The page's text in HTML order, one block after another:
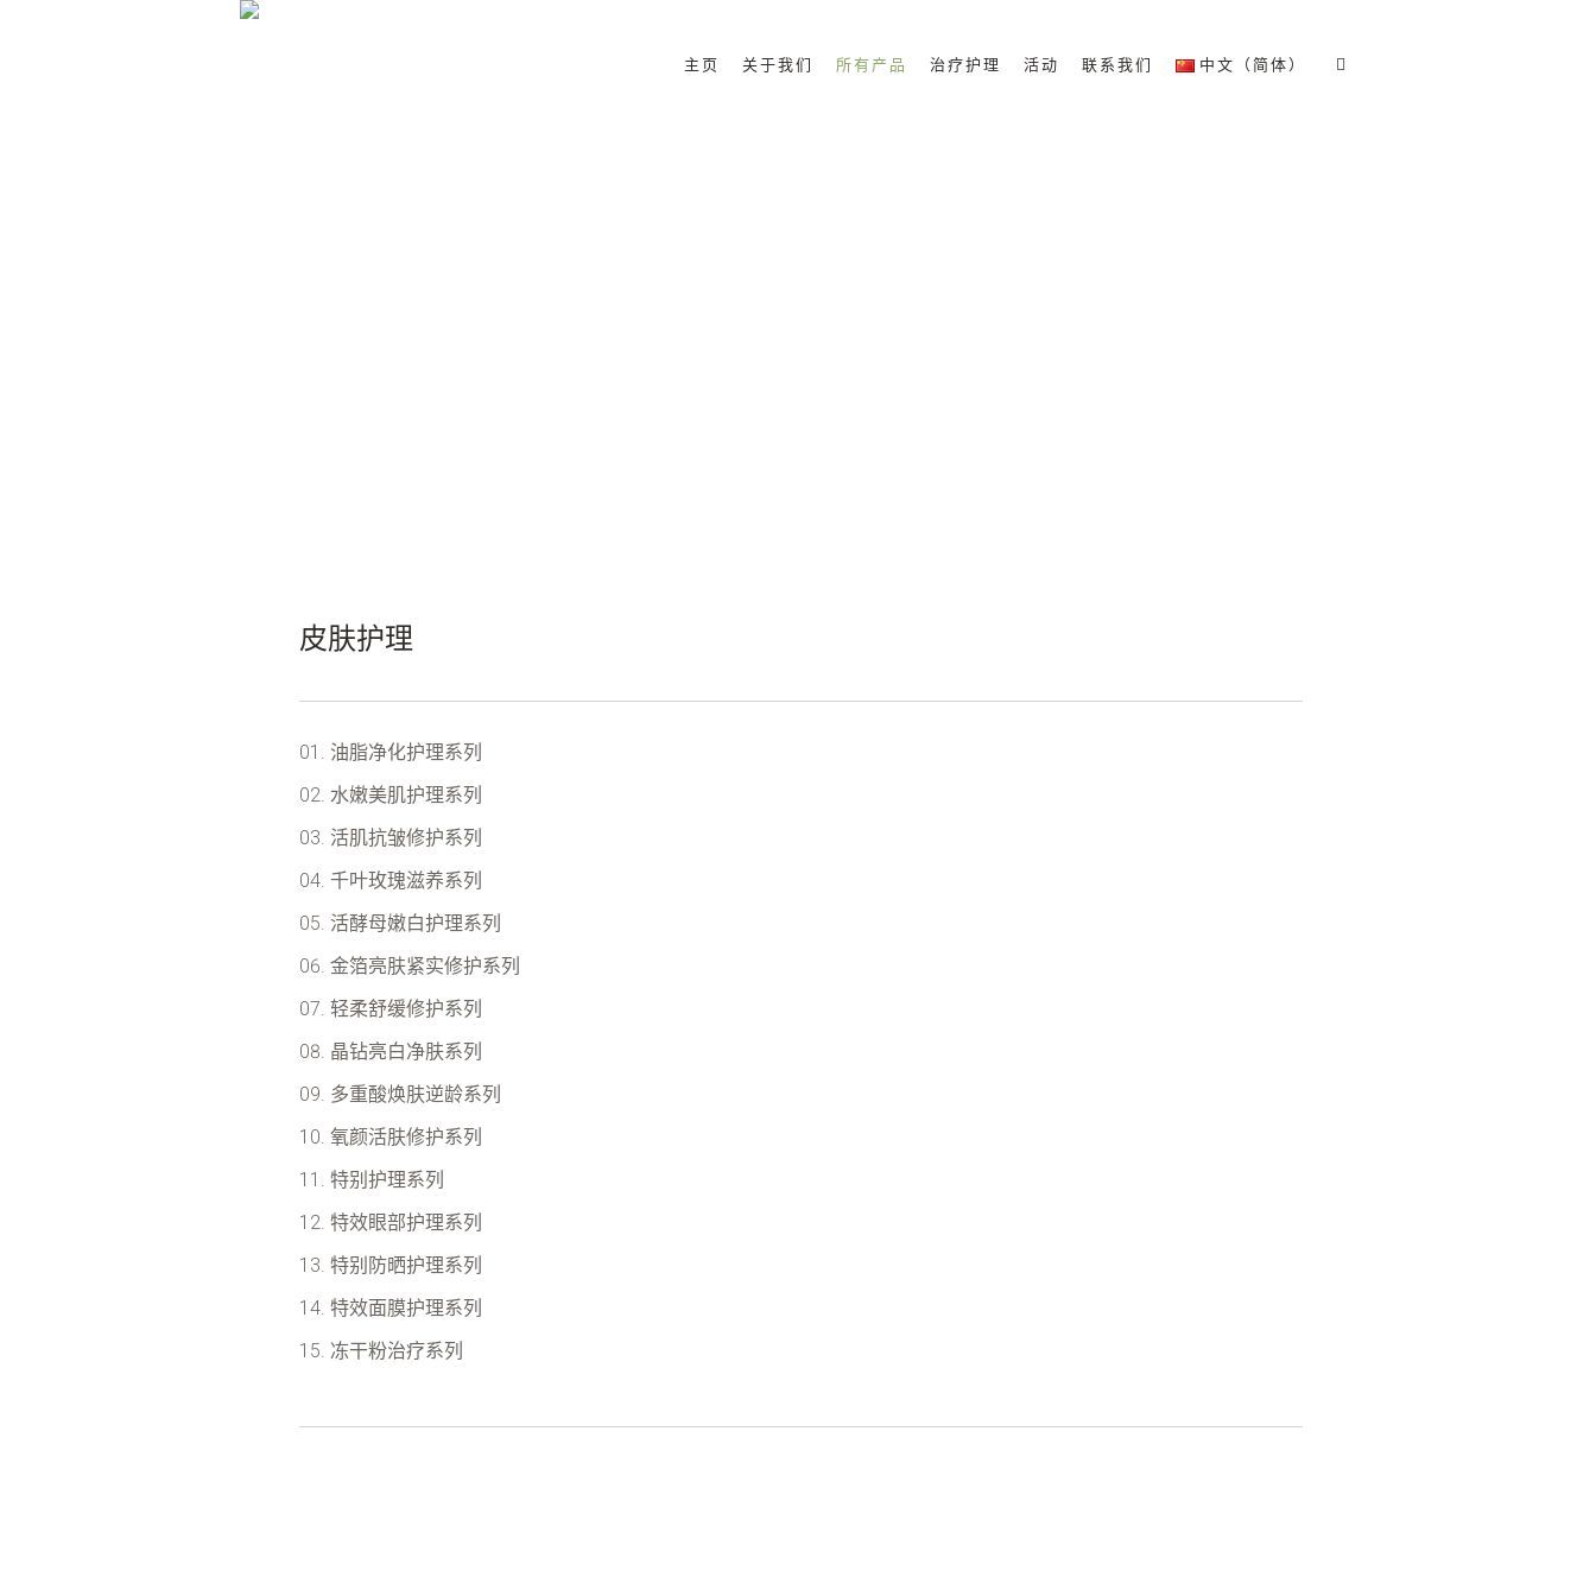
主页 关于我们 所有产品 治疗护理 活动 联系我们 中文（简体）
皮肤护理
油脂净化护理系列
水嫩美肌护理系列
活肌抗皱修护系列
千叶玫瑰滋养系列
活酵母嫩白护理系列
金箔亮肤紧实修护系列
轻柔舒缓修护系列
晶钻亮白净肤系列
多重酸焕肤逆龄系列
氧颜活肤修护系列
特别护理系列
特效眼部护理系列
特别防晒护理系列
特效面膜护理系列
冻干粉治疗系列